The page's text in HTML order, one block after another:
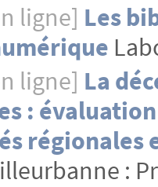
ligne] Les
ligne] La
:
régionales
: